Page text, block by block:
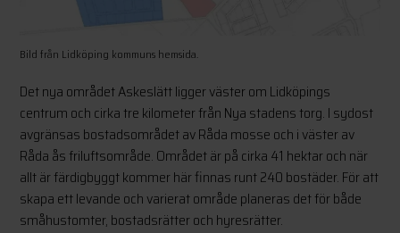
Bild från Lidköping kommuns hemsida.
Det nya området Askeslätt ligger väster om Lidköpings
centrum och cirka tre kilometer från Nya stadens torg. I sydost
avgränsas bostadsområdet av Råda mosse och i väster av
Råda ås friluftsområde. Området är på cirka 41 hektar och när
allt är färdigbyggt kommer här finnas runt 240 bostäder. För att
skapa ett levande och varierat område planeras det för både
småhustomter, bostadsrätter och hyresrätter.